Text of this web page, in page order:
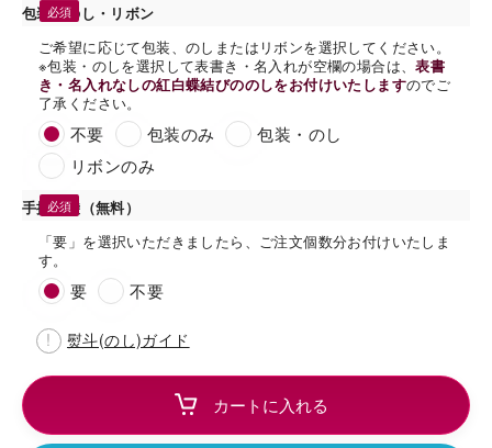
包装・のし・リボン
ご希望に応じて包装、のしまたはリボンを選択してください。
※包装・のしを選択して表書き・名入れが空欄の場合は、表書
き・名入れなしの紅白蝶結びののしをお付けいたしますのでご
了承ください。
不要 包装のみ
包装・のし
リボンのみ
手提げ袋（無料）
「要」を選択いただきましたら、ご注文個数分お付けいたしま
す。
要 不要
熨斗(のし)ガイド
海外 Overseas shops